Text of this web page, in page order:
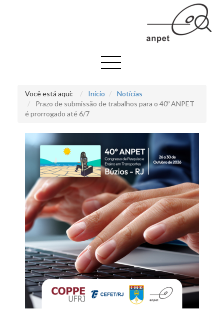
Você está aqui: Início
Notícias
Prazo de submissão de trabalhos para o 40º ANPET
é prorrogado até 6/7